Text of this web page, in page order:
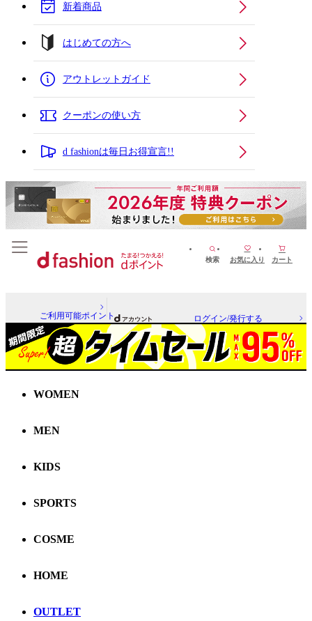
新着商品
はじめての方へ
アウトレットガイド
クーポンの使い方
d fashionは毎日お得宣言!!
検索 お気に入り カート
ご利用可能ポイント ログイン/発行する
WOMEN
MEN
KIDS
SPORTS
COSME
HOME
OUTLET